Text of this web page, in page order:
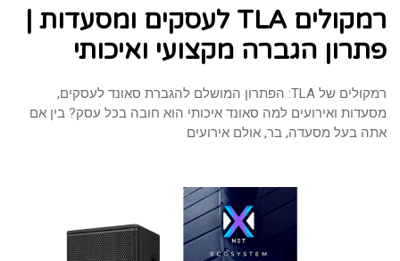
רמקולים TLA לעסקים ומסעדות |
פתרון הגברה מקצועי ואיכותי
רמקולים של TLA: הפתרון המושלם להגברת סאונד לעסקים,
מסעדות ואירועים למה סאונד איכותי הוא חובה בכל עסק? בין אם
אתה בעל מסעדה, בר, אולם אירועים